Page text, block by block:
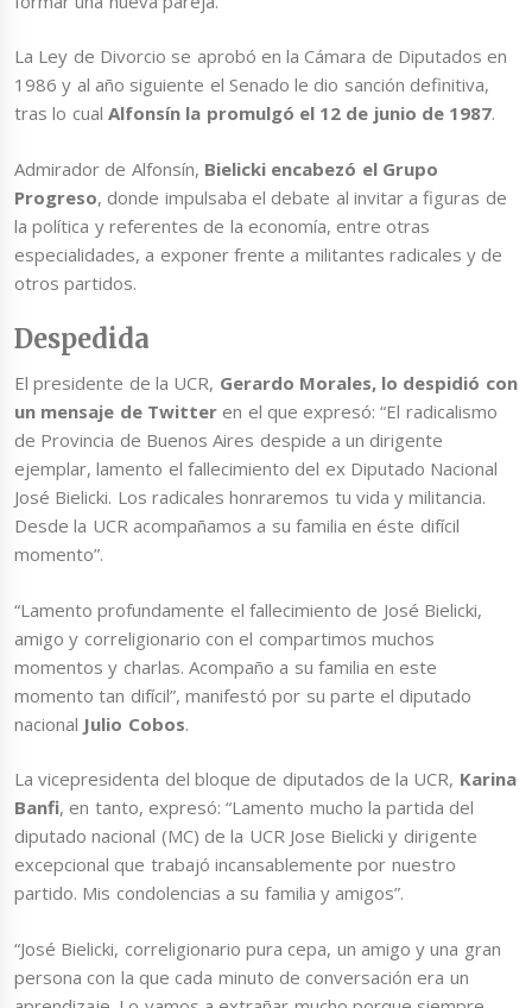
La Ley de Divorcio se aprobó en la Cámara de Diputados en
1986 y al año siguiente el Senado le dio sanción definitiva,
tras lo cual Alfonsín la promulgó el 12 de junio de 1987.
Admirador de Alfonsín, Bielicki encabezó el Grupo
Progreso, donde impulsaba el debate al invitar a figuras de
la política y referentes de la economía, entre otras
especialidades, a exponer frente a militantes radicales y de
otros partidos.
Despedida
El presidente de la UCR, Gerardo Morales, lo despidió con
un mensaje de Twitteren el que expresó: “El radicalismo
de Provincia de Buenos Aires despide a un dirigente
ejemplar, lamento el fallecimiento del ex Diputado Nacional
José Bielicki. Los radicales honraremos tu vida y militancia.
Desde la UCR acompañamos a su familia en éste difícil
momento”.
“Lamento profundamente el fallecimiento de José Bielicki,
amigo y correligionario con el compartimos muchos
momentos y charlas. Acompaño a su familia en este
momento tan difícil”, manifestó por su parte el diputado
nacional Julio Cobos.
La vicepresidenta del bloque de diputados de la UCR, Karina
Banfi, en tanto, expresó: “Lamento mucho la partida del
diputado nacional (MC) de la UCR Jose Bielicki y dirigente
excepcional que trabajó incansablemente por nuestro
partido. Mis condolencias a su familia y amigos”.
“José Bielicki, correligionario pura cepa, un amigo y una gran
persona con la que cada minuto de conversación era un